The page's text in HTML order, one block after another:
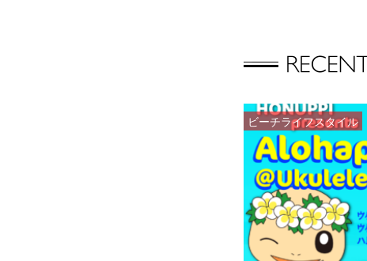
ビーチライフスタイル